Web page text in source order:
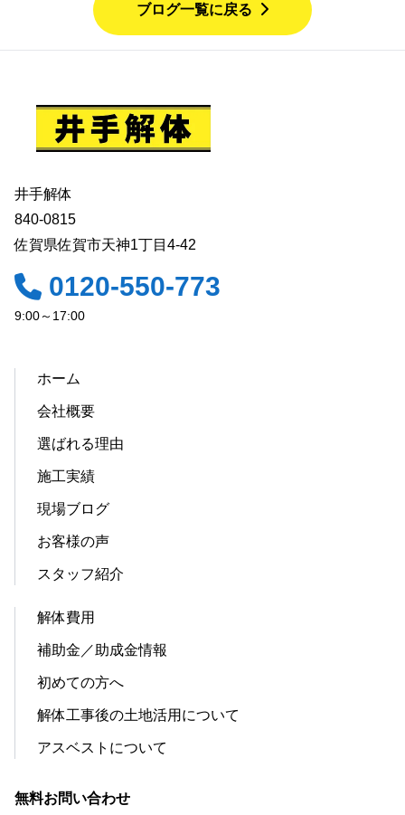
ブログ一覧に戻る
井手解体
840-0815
佐賀県佐賀市天神1丁目4-42
0120-550-773
9:00～17:00
ホーム
会社概要
選ばれる理由
施工実績
現場ブログ
お客様の声
スタッフ紹介
解体費用
補助金／助成金情報
初めての方へ
解体工事後の土地活用について
アスベストについて
無料お問い合わせ